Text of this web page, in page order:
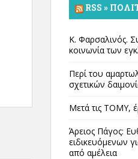
RSS »
Κ. Φαρσαλινός.
κοινωνία των
Περί του
σχετικών
Μετά τις ΤΟΜΥ,
Άρειος Πάγος:
ειδικευόμενων
από αμέλεια